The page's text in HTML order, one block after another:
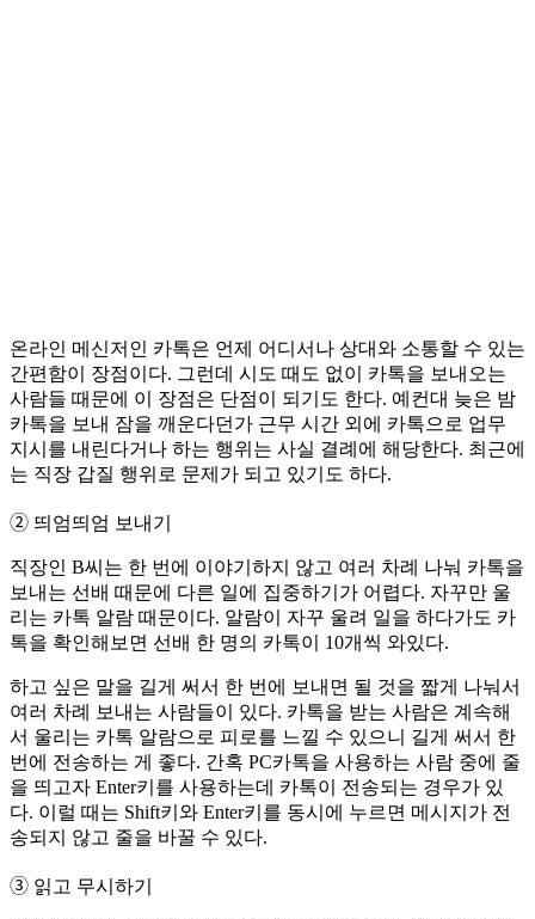
온라인 메신저인 카톡은 언제 어디서나 상대와 소통할 수 있는
간편함이 장점이다. 그런데 시도 때도 없이 카톡을 보내오는
사람들 때문에 이 장점은 단점이 되기도 한다. 예컨대 늦은 밤
카톡을 보내 잠을 깨운다던가 근무 시간 외에 카톡으로 업무
지시를 내린다거나 하는 행위는 사실 결례에 해당한다. 최근에
는 직장 갑질 행위로 문제가 되고 있기도 하다.
➁ 띄엄띄엄 보내기
직장인 B씨는 한 번에 이야기하지 않고 여러 차례 나눠 카톡을
보내는 선배 때문에 다른 일에 집중하기가 어렵다. 자꾸만 울
리는 카톡 알람 때문이다. 알람이 자꾸 울려 일을 하다가도 카
톡을 확인해보면 선배 한 명의 카톡이 10개씩 와있다.
하고 싶은 말을 길게 써서 한 번에 보내면 될 것을 짧게 나눠서
여러 차례 보내는 사람들이 있다. 카톡을 받는 사람은 계속해
서 울리는 카톡 알람으로 피로를 느낄 수 있으니 길게 써서 한
번에 전송하는 게 좋다. 간혹 PC카톡을 사용하는 사람 중에 줄
을 띄고자 Enter키를 사용하는데 카톡이 전송되는 경우가 있
다. 이럴 때는 Shift키와 Enter키를 동시에 누르면 메시지가 전
송되지 않고 줄을 바꿀 수 있다.
➂ 읽고 무시하기